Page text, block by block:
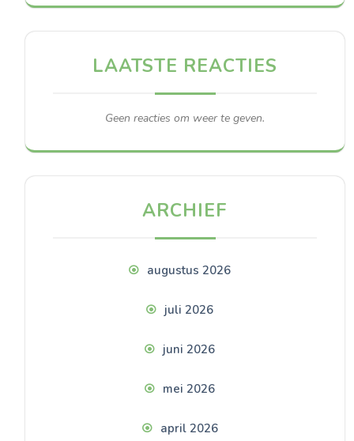
LAATSTE REACTIES
Geen reacties om weer te geven.
ARCHIEF
augustus 2026
juli 2026
juni 2026
mei 2026
april 2026